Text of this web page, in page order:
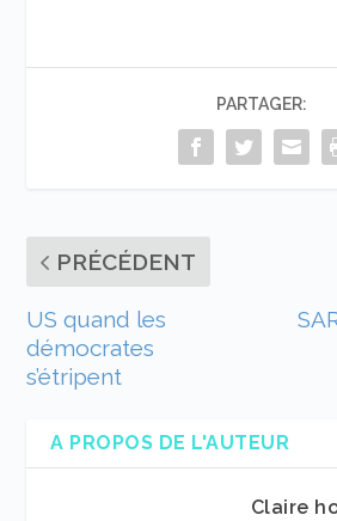
PARTAGER:
PRÉCÉDENT
US quand les
démocrates
s’étripent
A PROPOS DE L'AUTEUR
Claire